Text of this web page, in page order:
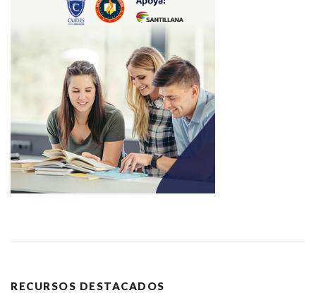
RECURSOS DESTACADOS